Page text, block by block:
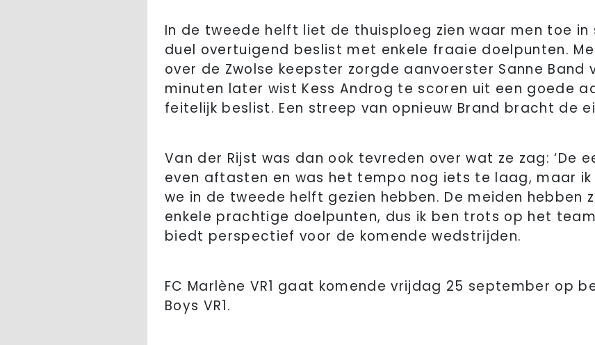
In de tweede helft liet de thuisploeg zien waar men toe
duel overtuigend beslist met enkele fraaie doelpunten.
over de Zwolse keepster zorgde aanvoerster Sanne Band
minuten later wist Kess Androg te scoren uit een goede
feitelijk beslist. Een streep van opnieuw Brand bracht de
Van der Rijst was dan ook tevreden over wat ze zag: ‘De
even aftasten en was het tempo nog iets te laag, maar
we in de tweede helft gezien hebben. De meiden hebben
enkele prachtige doelpunten, dus ik ben trots op het
biedt perspectief voor de komende wedstrijden.
FC Marlène VR1 gaat komende vrijdag 25 september op
Boys VR1.